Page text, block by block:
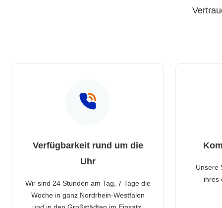
Verfügbarkeit rund um die
Uhr
Wir sind 24 Stunden am Tag, 7 Tage die
Woche in ganz Nordrhein-Westfalen
Unsere
ihres